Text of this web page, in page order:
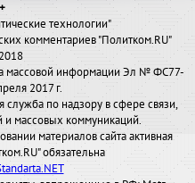
технологии"
комментариев "Политком.RU"
массовой информации Эл № ФС77-
2017 г.
по надзору в сфере связи,
массовых коммуникаций.
материалов сайта активная
обязательна